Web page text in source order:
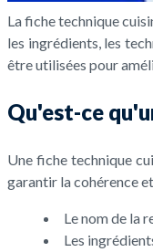
La fiche technique
les ingrédients, les
être utilisées pour
Qu'est-ce
Une fiche technique
garantir la cohérence
Le nom de la
Les